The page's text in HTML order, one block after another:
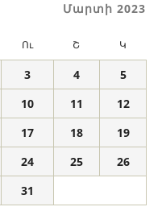
Մարտի 2023
Ու Շ Կ
3 4
5
10 11
12
17 18
19
24 25
26
31